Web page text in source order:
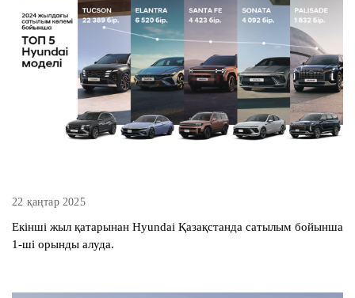
22 қаңтар 2025
Екінші жыл қатарынан Hyundai Қазақстанда сатылым бойынша
1-ші орынды алуда.